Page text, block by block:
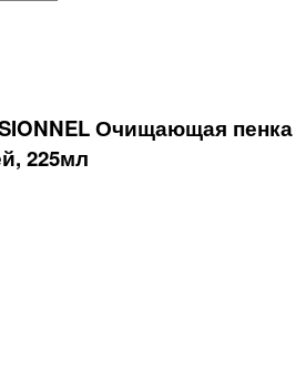
Очищающая пенка
225мл